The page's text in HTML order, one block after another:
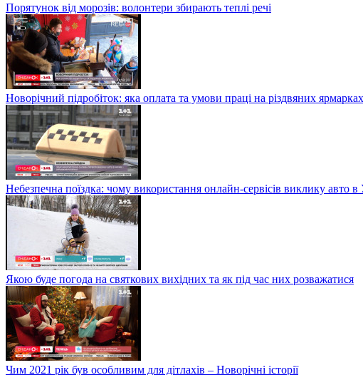
Порятунок від морозів: волонтери збирають теплі речі
Новорічний підробіток: яка оплата та умови праці на різдвяних ярмарках
Небезпечна поїздка: чому використання онлайн-сервісів виклику авто в
Якою буде погода на святкових вихідних та як під час них розважатися
Чим 2021 рік був особливим для дітлахів – Новорічні історії